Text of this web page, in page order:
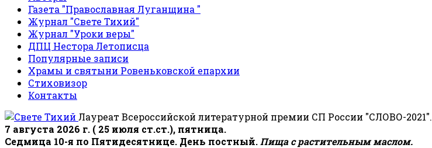
Газета "Православная Луганщина "
Журнал "Свете Тихий"
Журнал "Уроки веры"
ДПЦ Нестора Летописца
Популярные записи
Храмы и святыни Ровеньковской епархии
Стиховизор
Контакты
Лауреат Всероссийской литературной премии СП России "СЛОВО-2021".
7 августа 2026 г. ( 25 июля ст.ст.), пятница.
Седмица 10-я по Пятидесятнице. День постный. Пища с растительным маслом.